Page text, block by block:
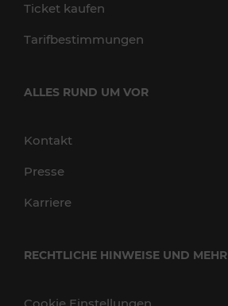
Ticket kaufen
Tarifbestimmungen
ALLES RUND UM VOR
Kontakt
Presse
Karriere
RECHTLICHE HINWEISE UND MEHR